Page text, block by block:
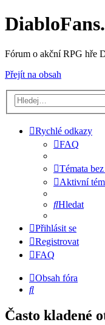
Fórum o akční RPG hře
Přejít na obsah
Rychlé odkazy
FAQ
Témata
Aktivní
Hledat
Přihlásit se
Registrovat
FAQ
Obsah fóra
Hledat
Často kladené